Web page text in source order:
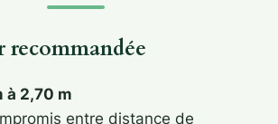
recommandée
à 2,70 m
entre distance de